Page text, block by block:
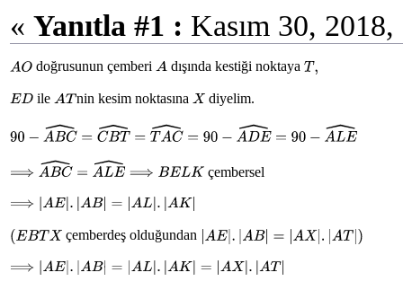
« Yanıtla #1 : Kasım 30,
AO doğrusunun çemberiAdışında kestiği noktaya T,
ED ileAT nin kesim noktasına Xdiyelim.
90 −A BC^= CBT^=T AC^=90−A DE ^= 90−ALE ^
⟹ABC^= A LE^⟹BELK çembersel
⟹| AE|.|A B|=|A L|. AK|
(EBTX çemberdeş olduğundan AE|. A B|=| AX .|AT|
⟹| AE|.|A B|=|A L|. AK|= | AX|.| T|